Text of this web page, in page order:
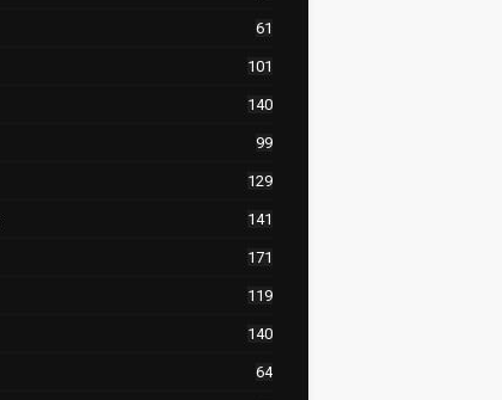
61
101
140
99
129
141
171
119
140
64